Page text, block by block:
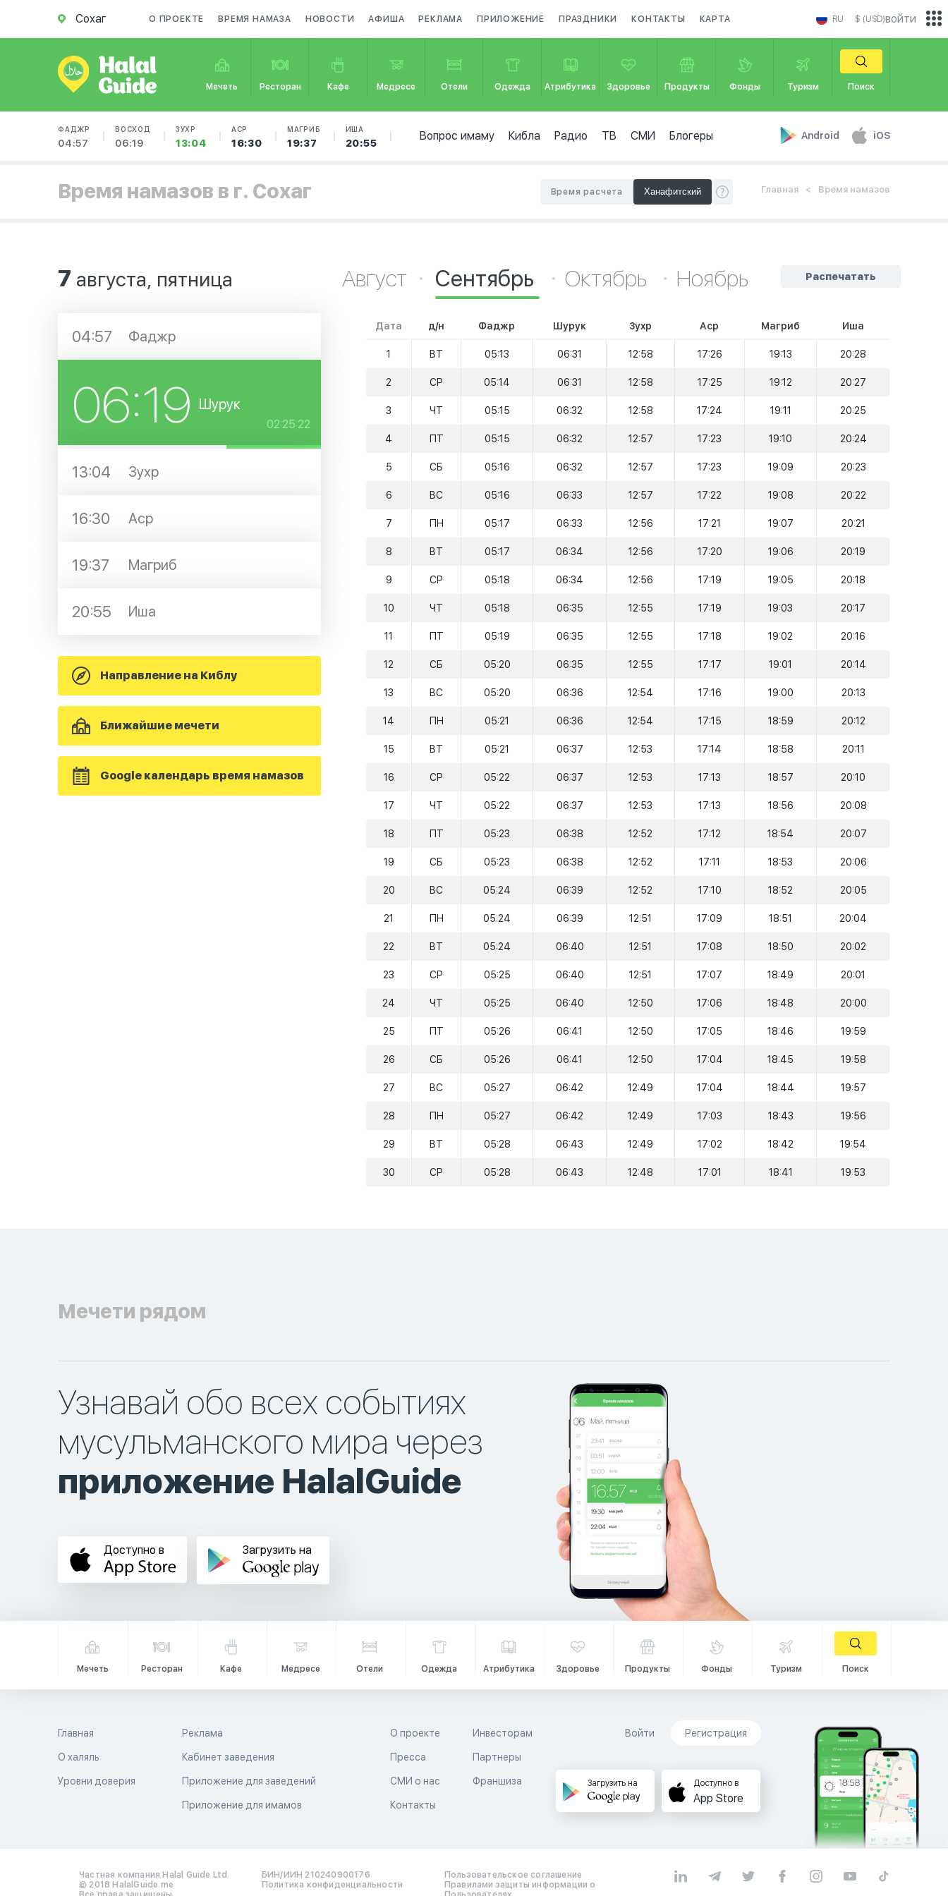
Сохаг О ПРОЕКТЕ ВРЕМЯ НАМАЗА НОВОСТИ АФИША РЕКЛАМА ПРИЛОЖЕНИЕ ПРАЗДНИКИ КОНТАКТЫ КАРТА RU $ (USD)
Мечеть Ресторан Кафе Медресе Отели Одежда Атрибутика Здоровье Продукты Фонды Туризм Поиск
ФАДЖР
04:57
ВОСХОД
06:19
ЗУХР
13:04
АСР
16:30
МАГРИБ
19:37
ИША
20:55
Вопрос имаму Кибла Радио ТВ СМИ Блогеры Android iOS
войти
Время намазов в г. Сохаг Главная Время намазов
Время расчета
7 августа, пятница
04:57 Фаджр
06:19 Шурук
02:25:22
13:04 Зухр
16:30 Аср
19:37 Магриб
20:55 Иша
Направление на Киблу
Ближайшие мечети
Google календарь время намазов
Распечатать
Август Сентябрь Октябрь Ноябрь
Дата д/н Фаджр Шурук Зухр Аср Магриб Иша
1 ВТ 05:13 06:31 12:58 17:26 19:13 20:28
2 СР 05:14 06:31 12:58 17:25 19:12 20:27
3 ЧТ 05:15 06:32 12:58 17:24 19:11 20:25
4 ПТ 05:15 06:32 12:57 17:23 19:10 20:24
5 СБ 05:16 06:32 12:57 17:23 19:09 20:23
6 ВС 05:16 06:33 12:57 17:22 19:08 20:22
7 ПН 05:17 06:33 12:56 17:21 19:07 20:21
8 ВТ 05:17 06:34 12:56 17:20 19:06 20:19
9 СР 05:18 06:34 12:56 17:19 19:05 20:18
10 ЧТ 05:18 06:35 12:55 17:19 19:03 20:17
11 ПТ 05:19 06:35 12:55 17:18 19:02 20:16
12 СБ 05:20 06:35 12:55 17:17 19:01 20:14
13 ВС 05:20 06:36 12:54 17:16 19:00 20:13
14 ПН 05:21 06:36 12:54 17:15 18:59 20:12
15 ВТ 05:21 06:37 12:53 17:14 18:58 20:11
16 СР 05:22 06:37 12:53 17:13 18:57 20:10
17 ЧТ 05:22 06:37 12:53 17:13 18:56 20:08
18 ПТ 05:23 06:38 12:52 17:12 18:54 20:07
19 СБ 05:23 06:38 12:52 17:11 18:53 20:06
20 ВС 05:24 06:39 12:52 17:10 18:52 20:05
21 ПН 05:24 06:39 12:51 17:09 18:51 20:04
22 ВТ 05:24 06:40 12:51 17:08 18:50 20:02
23 СР 05:25 06:40 12:51 17:07 18:49 20:01
24 ЧТ 05:25 06:40 12:50 17:06 18:48 20:00
25 ПТ 05:26 06:41 12:50 17:05 18:46 19:59
26 СБ 05:26 06:41 12:50 17:04 18:45 19:58
27 ВС 05:27 06:42 12:49 17:04 18:44 19:57
28 ПН 05:27 06:42 12:49 17:03 18:43 19:56
29 ВТ 05:28 06:43 12:49 17:02 18:42 19:54
30 СР 05:28 06:43 12:48 17:01 18:41 19:53
Мечети рядом
Узнавай обо всех событиях
мусульманского мира через
приложение HalalGuide
Доступно в Загрузить на
Мечеть Ресторан Кафе Медресе Отели Одежда Атрибутика Здоровье Продукты Фонды Туризм Поиск
Главная
О халяль
Уровни доверия
Реклама
Кабинет заведения
Приложение для заведений
Приложение для имамов
О проекте
Пресса
СМИ о нас
Контакты
Инвесторам
Партнеры
Франшиза
Войти Регистрация
Загрузить на Доступно в
App Store
Частная компания Halal Guide Ltd.
© 2018 HalalGuide.me
БИН/ИИН 210240900176
Политика конфиденциальности
Пользовательское соглашение
Правилами защиты информации о